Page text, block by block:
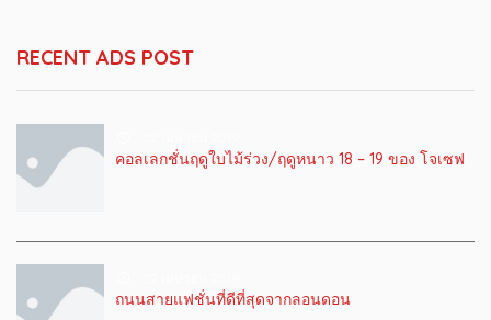
RECENT ADS POST
คอลเลกชั่นฤดูใบไม้ร่วง/ฤดูหนาว 18 – 19 ของ โจเซฟ
ถนนสายแฟชั่นที่ดีที่สุดจากลอนดอน